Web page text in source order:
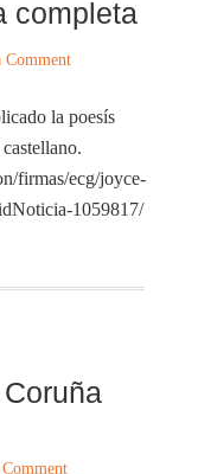
completa
Comment
la poesís
firmas/ecg/joyce-
1059817/